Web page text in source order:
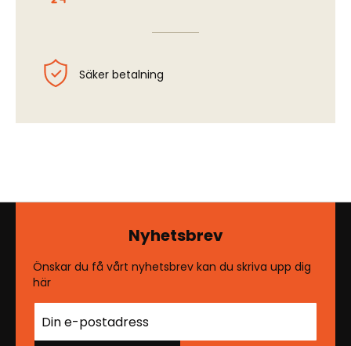
Säker betalning
Nyhetsbrev
Önskar du få vårt nyhetsbrev kan du skriva upp dig
här